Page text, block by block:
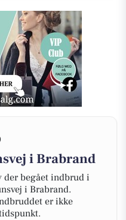
i Brabrand
der begået indbrud i
i Brabrand.
er ikke